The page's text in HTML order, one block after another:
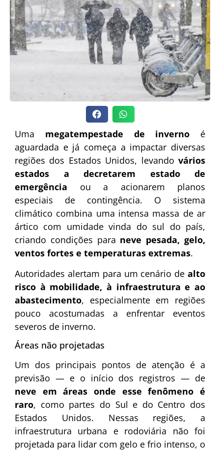
Uma megatempestade de inverno é
aguardada e já começa a impactar diversas
regiões dos Estados Unidos, levando vários
estados a decretarem estado de
emergência ou a acionarem planos
especiais de contingência. O sistema
climático combina uma intensa massa de ar
ártico com umidade vinda do sul do país,
criando condições para neve pesada, gelo,
ventos fortes e temperaturas extremas.
Autoridades alertam para um cenário de alto
risco à mobilidade, à infraestrutura e ao
abastecimento, especialmente em regiões
pouco acostumadas a enfrentar eventos
severos de inverno.
Áreas não projetadas
Um dos principais pontos de atenção é a
previsão — e o início dos registros — de
neve em áreas onde esse fenômeno é
raro, como partes do Sul e do Centro dos
Estados Unidos. Nessas regiões, a
infraestrutura urbana e rodoviária não foi
projetada para lidar com gelo e frio intenso, o